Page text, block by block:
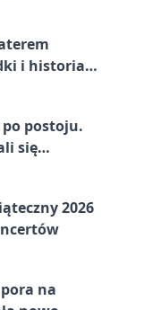
i historia
po postoju.
się
2026
na